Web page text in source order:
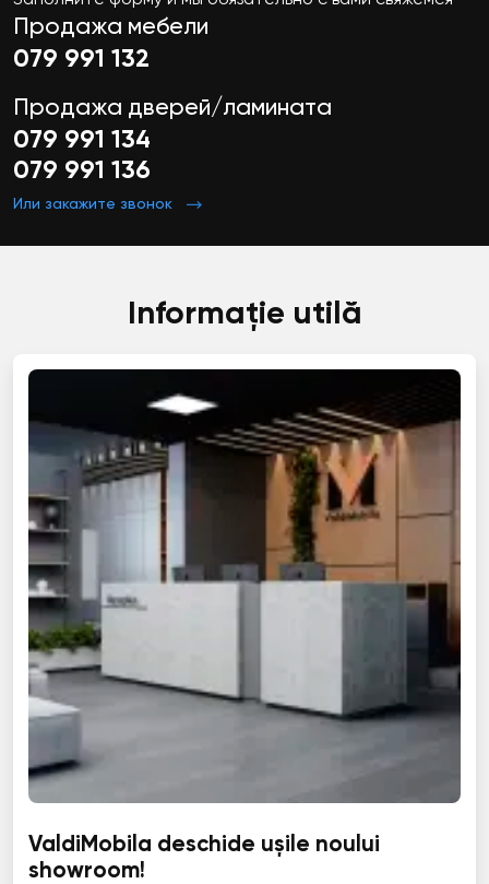
Продажа мебели
079 991 132
Продажа дверей/ламината
079 991 134
079 991 136
Или закажите звонок
Informație utilă
ValdiMobila deschide ușile noului
showroom!